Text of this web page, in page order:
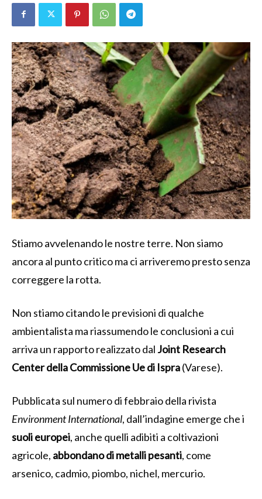
Stiamo avvelenando le nostre terre. Non siamo
ancora al punto critico ma ci arriveremo presto senza
correggere la rotta.
Non stiamo citando le previsioni di qualche
ambientalista ma riassumendo le conclusioni a cui
arriva un rapporto realizzato dal Joint Research
Center della Commissione Ue di Ispra(Varese).
Pubblicata sul numero di febbraio della rivista
Environment International, dall’indagine emerge che i
suoli europei, anche quelli adibiti a coltivazioni
agricole, abbondano di metalli pesanti, come
arsenico, cadmio, piombo, nichel, mercurio.